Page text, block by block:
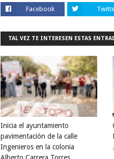
Facebook
TAL VEZ TE INTERESEN ESTAS
Inicia el ayuntamiento
pavimentación de la calle
Ingenieros en la colonia